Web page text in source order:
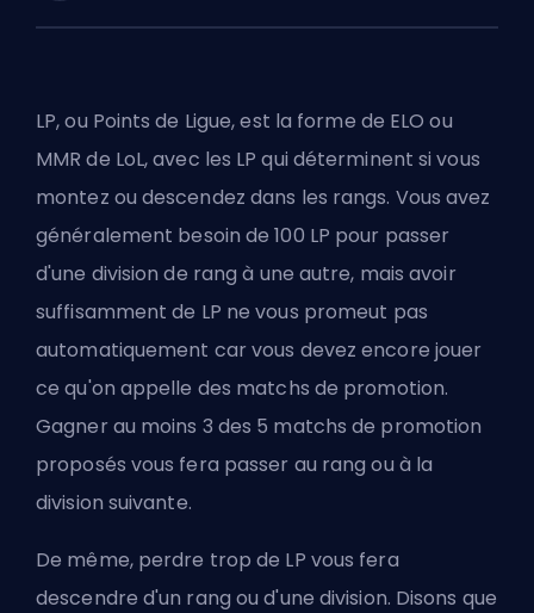
LP, ou Points de Ligue, est la forme de ELO ou
MMR de LoL, avec les LP qui déterminent si vous
montez ou descendez dans les rangs. Vous avez
généralement besoin de 100 LP pour passer
d'une division de rang à une autre, mais avoir
suffisamment de LP ne vous promeut pas
automatiquement car vous devez encore jouer
ce qu'on appelle des matchs de promotion.
Gagner au moins 3 des 5 matchs de promotion
proposés vous fera passer au rang ou à la
division suivante.
De même, perdre trop de LP vous fera
descendre d'un rang ou d'une division. Disons que